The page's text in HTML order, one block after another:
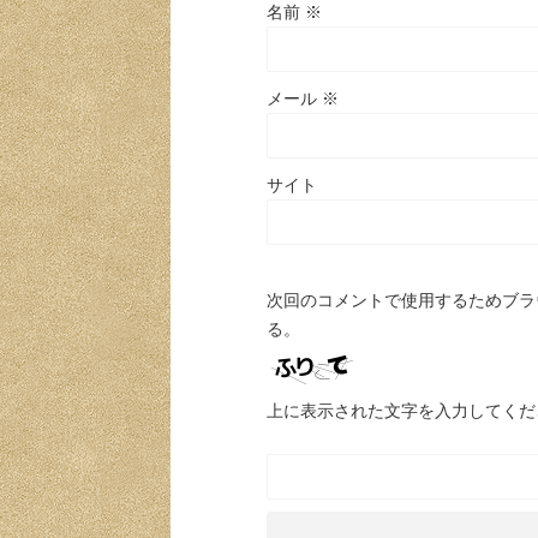
名前 ※
メール ※
サイト
次回のコメントで使用するためブ
る。
上に表示された文字を入力してく